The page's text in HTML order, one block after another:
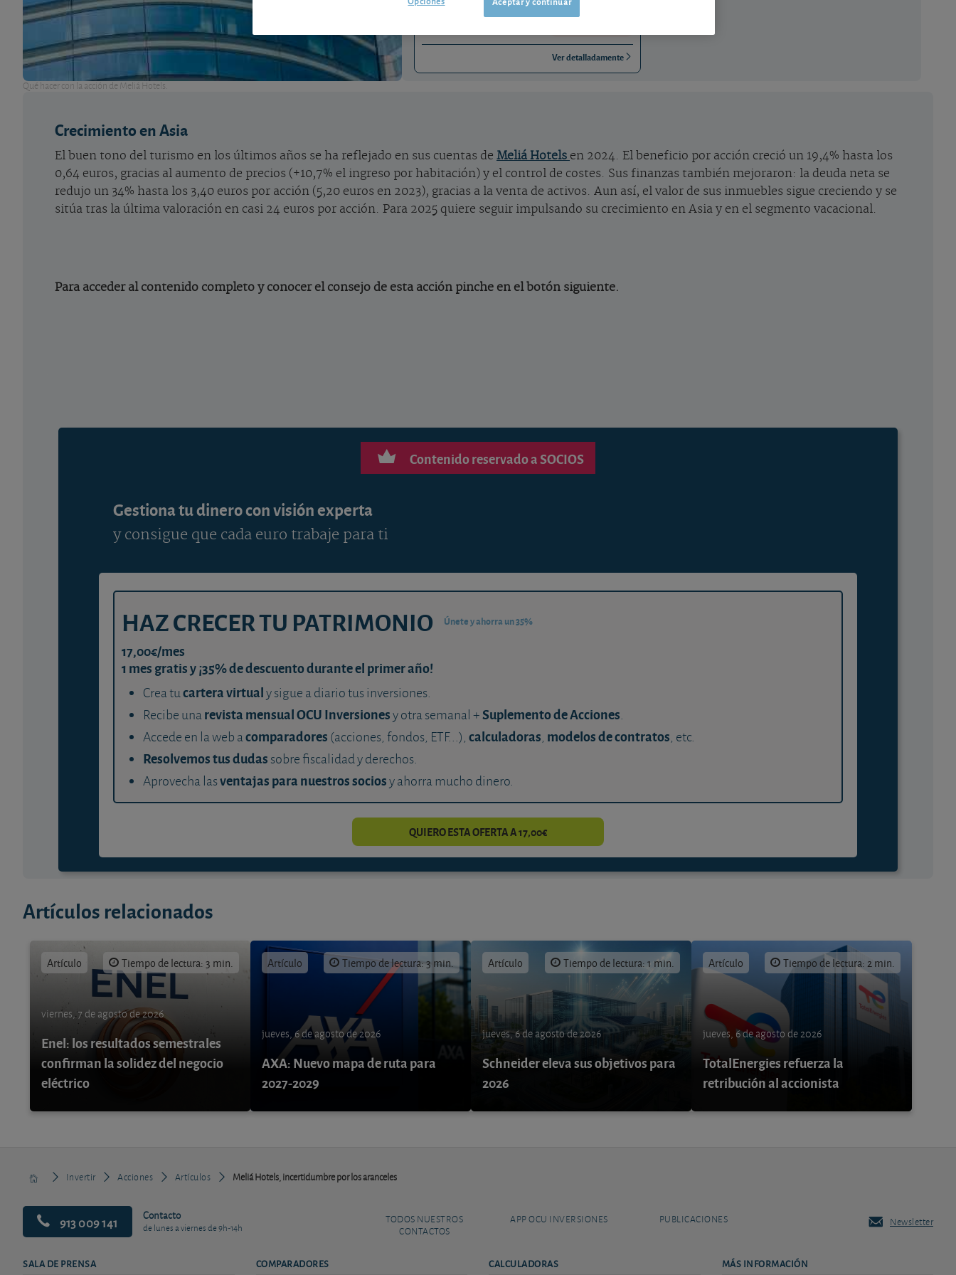
Qué hacer con la acción de Meliá Hotels.
ES0176252718
Ver detalladamente
Crecimiento en Asia
El buen tono del turismo en los últimos años se ha reflejado en sus cuentas de Meliá Hotels en 2024. El beneficio por acción creció un 19,4% hasta los
0,64 euros, gracias al aumento de precios (+10,7% el ingreso por habitación) y el control de costes. Sus finanzas también mejoraron: la deuda neta se
redujo un 34% hasta los 3,40 euros por acción (5,20 euros en 2023), gracias a la venta de activos. Aun así, el valor de sus inmuebles sigue creciendo y se
sitúa tras la última valoración en casi 24 euros por acción. Para 2025 quiere seguir impulsando su crecimiento en Asia y en el segmento vacacional.
Para acceder al contenido completo y conocer el consejo de esta acción pinche en el botón siguiente.
Contenido reservado a SOCIOS
Gestiona tu dinero con visión experta
y consigue que cada euro trabaje para ti
HAZ CRECER TU PATRIMONIO Únete y ahorra un 35%
17,00€/mes
1 mes gratis y ¡35% de descuento durante el primer año!
Crea tucartera virtualy sigue a diario tus inversiones.
Recibe unarevista mensual OCU Inversionesy otra semanal +Suplemento de Acciones.
Accede en la web acomparadores (acciones, fondos, ETF...), calculadoras, modelos de contratos, etc.
Resolvemos tus dudas sobre fiscalidad y derechos.
Aprovecha lasventajas para nuestros sociosy ahorra mucho dinero.
QUIERO ESTA OFERTA A 17,00€
Artículos relacionados
Artículo Tiempo de lectura: 3 min.
viernes, 7 de agosto de 2026
Enel: los resultados semestrales
confirman la solidez del negocio
eléctrico
Artículo Tiempo de lectura: 3 min.
jueves, 6 de agosto de 2026
AXA: Nuevo mapa de ruta para
2027-2029
Artículo Tiempo de lectura: 1 min.
jueves, 6 de agosto de 2026
Schneider eleva sus objetivos para
2026
Artículo Tiempo de lectura: 2 min.
jueves, 6 de agosto de 2026
TotalEnergies refuerza la
retribución al accionista
Invertir Acciones Artículos Meliá Hotels, incertidumbre por los aranceles
913 009 141 Contacto
de lunes a viernes de 9h-14h
TODOS NUESTROS
CONTACTOS
APP OCU INVERSIONES PUBLICACIONES Newsletter
SALA DE PRENSA COMPARADORES CALCULADORAS MÁS INFORMACIÓN